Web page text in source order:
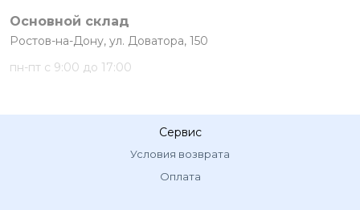
Основной склад
Ростов-на-Дону, ул. Доватора, 150
пн-пт с 9:00 до 17:00
Сервис
Условия возврата
Оплата